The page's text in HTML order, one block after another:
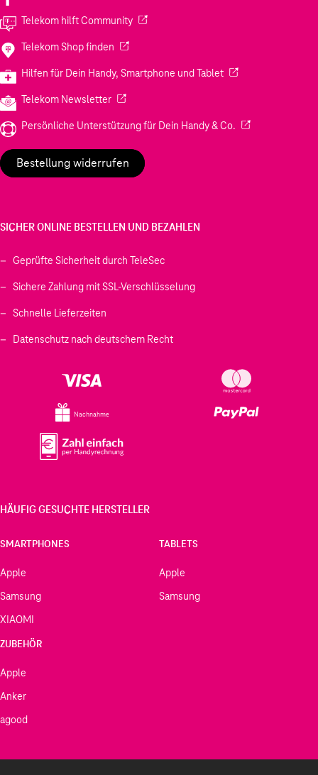
Telekom hilft Community(Wird in einem neuen Tab geöffnet)
Telekom Shop finden (Wird in einem neuen Tab geöffnet)
Hilfen für Dein Handy, Smartphone und Tablet(Wird in einem
Telekom Newsletter(Wird in einem neuen Tab geöffnet)
Persönliche Unterstützung für Dein Handy & Co. (Wird in einem
Bestellung widerrufen
SICHER ONLINE BESTELLEN UND BEZAHLEN
Geprüfte Sicherheit durch TeleSec
Sichere Zahlung mit SSL-Verschlüsselung
Schnelle Lieferzeiten
Datenschutz nach deutschem Recht
Nachnahme
HÄUFIG GESUCHTE HERSTELLER
SMARTPHONES
Apple
Samsung
XIAOMI
TABLETS
Apple
Samsung
ZUBEHÖR
Apple
Anker
agood